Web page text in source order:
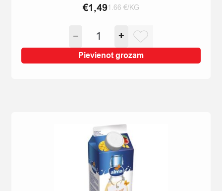
€1,491.66 €/KG
−
JOGURTS
DZERAMAIS
ALMA
AR
+
Pievienot grozam